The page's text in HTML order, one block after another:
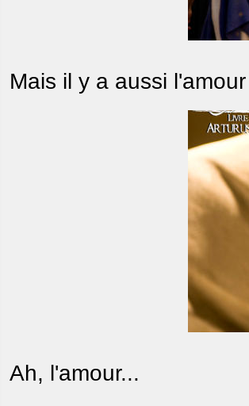
Mais il y a aussi
Ah, l'amour...